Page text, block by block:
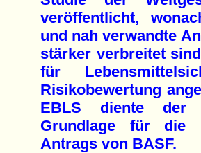
veröffentlicht,
und nah verwandte
stärker verbreitet
für
Risikobewertung
EBLS diente der
Grundlage für die
Antrags von BASF.